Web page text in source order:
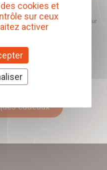
soit mesurée, afin de mieux
et d'améliorer les contenus
moment et reste sans incidence sur
chèques
cadeaux
cookies et
sur ceux
activer